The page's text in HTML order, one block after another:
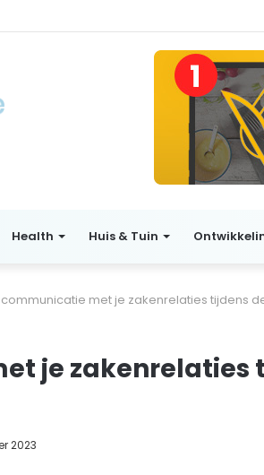
Health Huis & Tuin
met je zakenrelaties tijdens
je zakenrelaties
2023